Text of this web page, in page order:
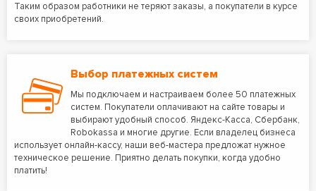
Таким образом работники не теряют заказы, а покупатели в курсе
своих приобретений.
Выбор платежных систем
Мы подключаем и настраиваем более 50 платежных
систем. Покупатели оплачивают на сайте товары и
выбирают удобный способ. Яндекс-Касса, Сбербанк,
Robokassa и многие другие. Если владелец бизнеса
использует онлайн-кассу, наши веб-мастера предложат нужное
техническое решение. Приятно делать покупки, когда удобно
платить!